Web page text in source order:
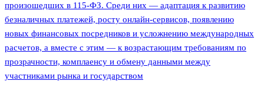
произошедших в 115-ФЗ. Среди них — адаптация к развитию
безналичных платежей, росту онлайн-сервисов, появлению
новых финансовых посредников и усложнению международных
расчетов, а вместе с этим — к возрастающим требованиям по
прозрачности, комплаенсу и обмену данными между
участниками рынка и государством